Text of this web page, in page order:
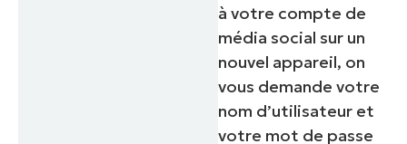
à votre compte de
média social sur un
nouvel appareil, on
vous demande votre
nom d’utilisateur et
votre mot de passe